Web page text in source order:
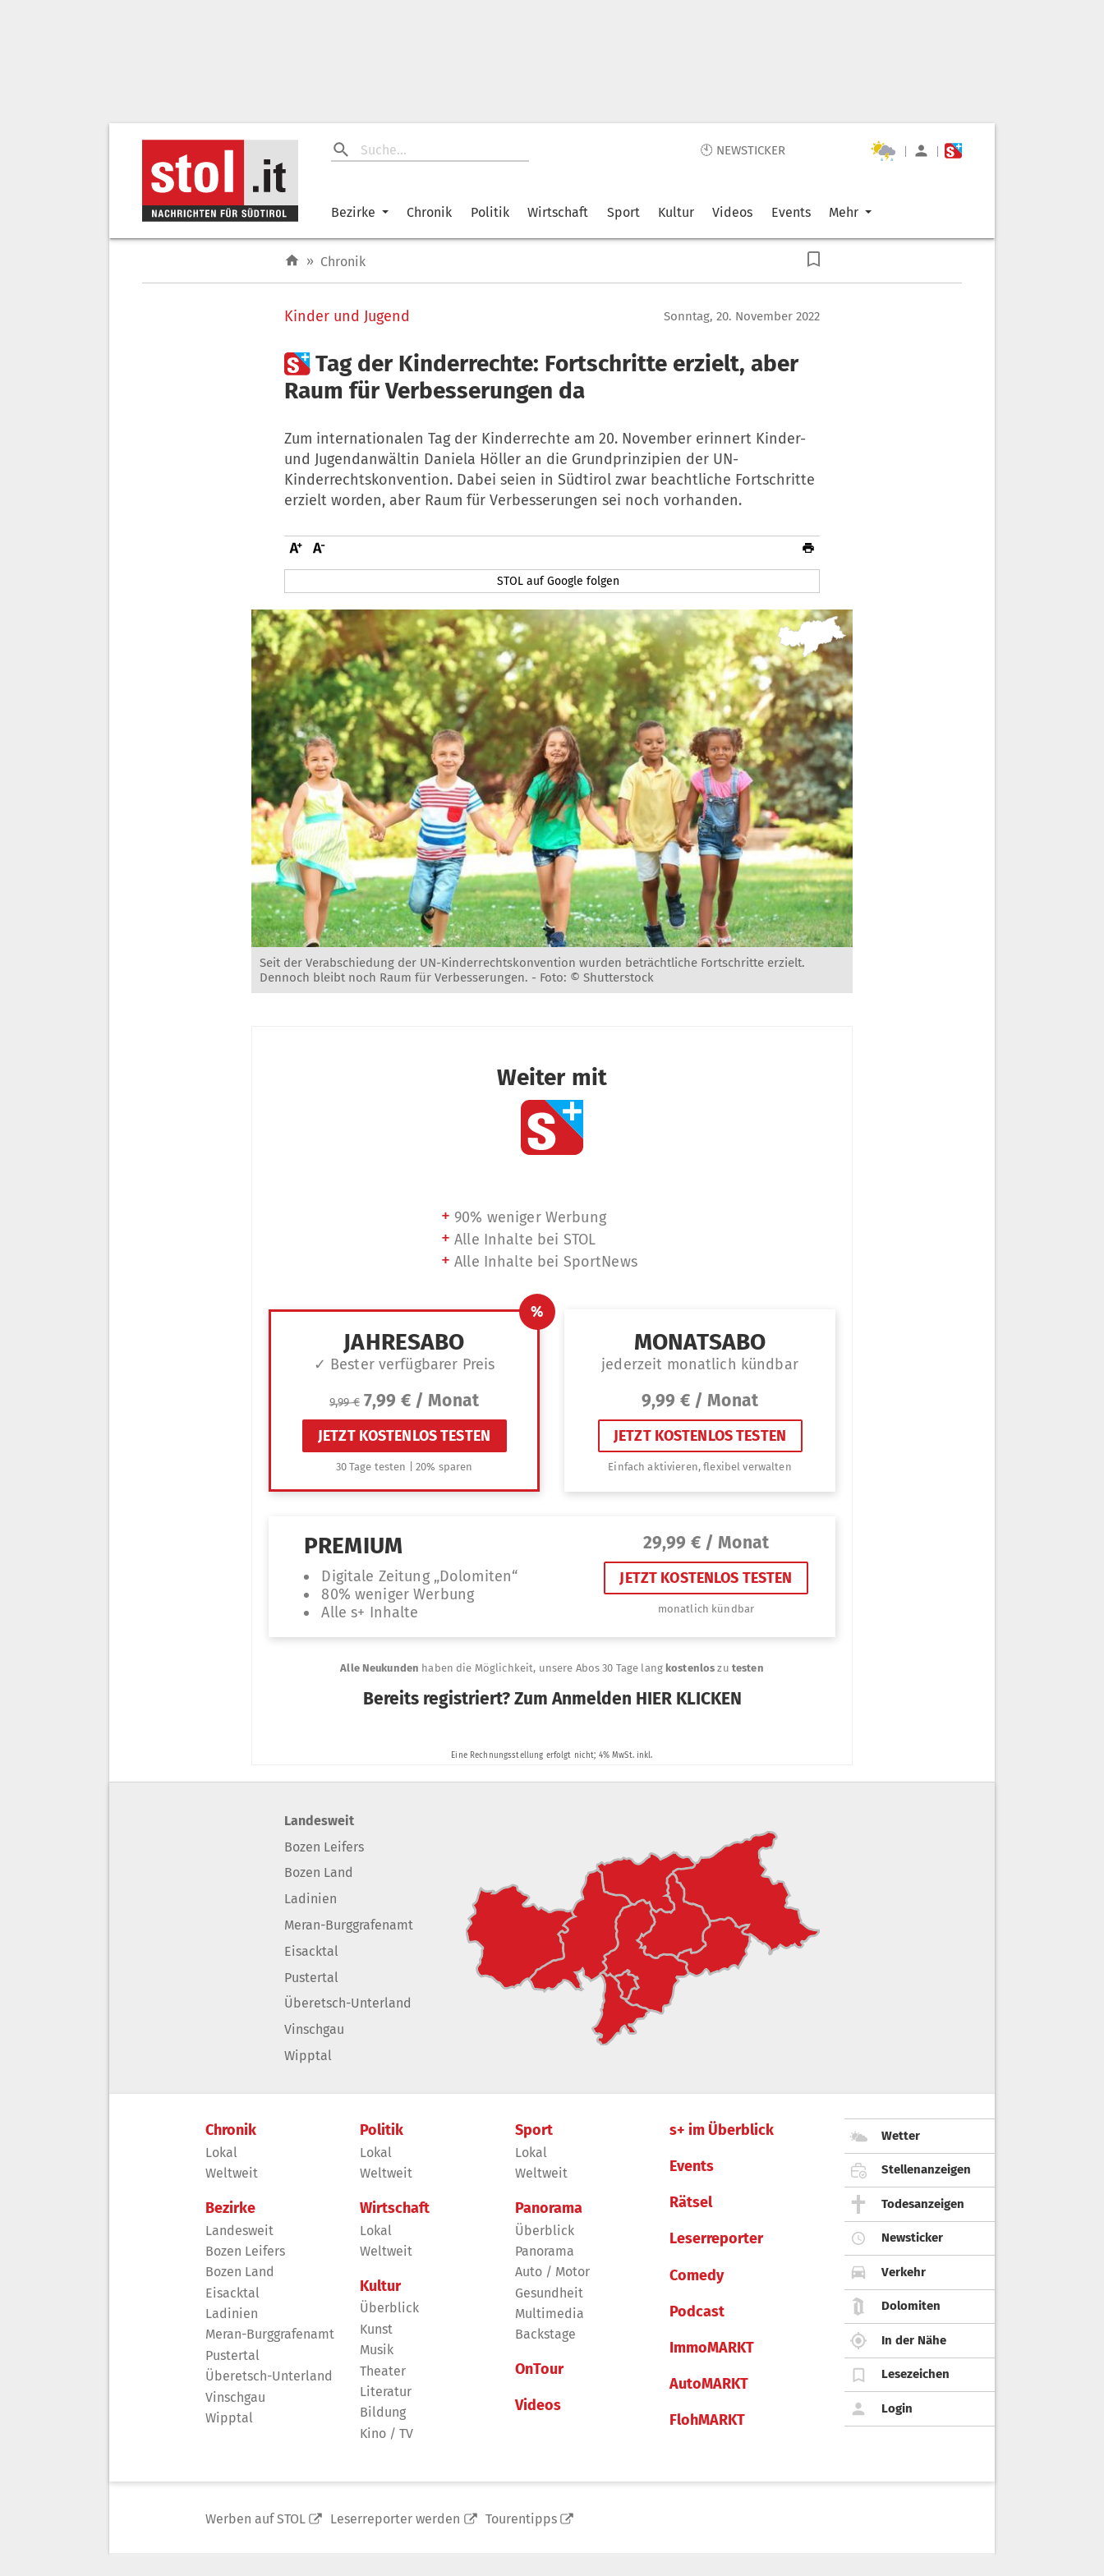
🕙 NEWSTICKER | |
Bezirke Chronik Politik Wirtschaft Sport Kultur Videos Events Mehr
» Chronik
Kinder und Jugend Sonntag, 20. November 2022
Tag der Kinderrechte: Fortschritte erzielt, aber
Raum für Verbesserungen da
Zum internationalen Tag der Kinderrechte am 20. November erinnert Kinder-
und Jugendanwältin Daniela Höller an die Grundprinzipien der UN-
Kinderrechtskonvention. Dabei seien in Südtirol zwar beachtliche Fortschritte
erzielt worden, aber Raum für Verbesserungen sei noch vorhanden.
STOL auf Google folgen
Seit der Verabschiedung der UN-Kinderrechtskonvention wurden beträchtliche Fortschritte erzielt.
Dennoch bleibt noch Raum für Verbesserungen. - Foto: © Shutterstock
Landesweit
Bozen Leifers
Bozen Land
Ladinien
Meran-Burggrafenamt
Eisacktal
Pustertal
Überetsch-Unterland
Vinschgau
Wipptal
Chronik
Lokal
Weltweit
Bezirke
Landesweit
Bozen Leifers
Bozen Land
Eisacktal
Ladinien
Meran-Burggrafenamt
Pustertal
Überetsch-Unterland
Vinschgau
Wipptal
Politik
Lokal
Weltweit
Wirtschaft
Lokal
Weltweit
Kultur
Überblick
Kunst
Musik
Theater
Literatur
Bildung
Kino / TV
Sport
Lokal
Weltweit
Panorama
Überblick
Panorama
Auto / Motor
Gesundheit
Multimedia
Backstage
OnTour
Videos
s+ im Überblick
Events
Rätsel
Leserreporter
Comedy
Podcast
ImmoMARKT
AutoMARKT
FlohMARKT
Wetter
Stellenanzeigen
Todesanzeigen
Newsticker
Verkehr
Dolomiten
In der Nähe
Lesezeichen
Login
Werben auf STOL Leserreporter werden Tourentipps